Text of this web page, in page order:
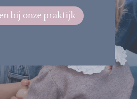
bij onze praktijk